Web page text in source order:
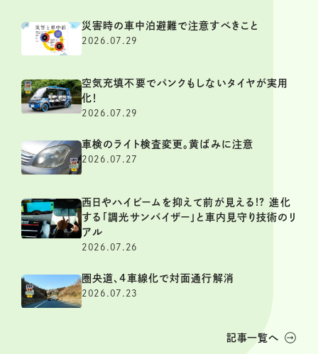
災害時の車中泊避難で注意すべきこと
2026.07.29
空気充填不要でパンクもしないタイヤが実用
化！
2026.07.29
車検のライト検査変更。黄ばみに注意
2026.07.27
西日やハイビームを抑えて前が見える!? 進化
する「調光サンバイザー」と車内見守り技術のリ
アル
2026.07.26
圏央道、4車線化で対面通行解消
2026.07.23
記事一覧へ